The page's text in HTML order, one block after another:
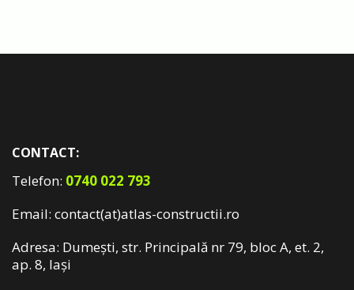
CONTACT:
Telefon: 0740 022 793
Email: contact(at)atlas-constructii.ro
Adresa: Dumești, str. Principală nr 79, bloc A, et. 2,
ap. 8, Iași